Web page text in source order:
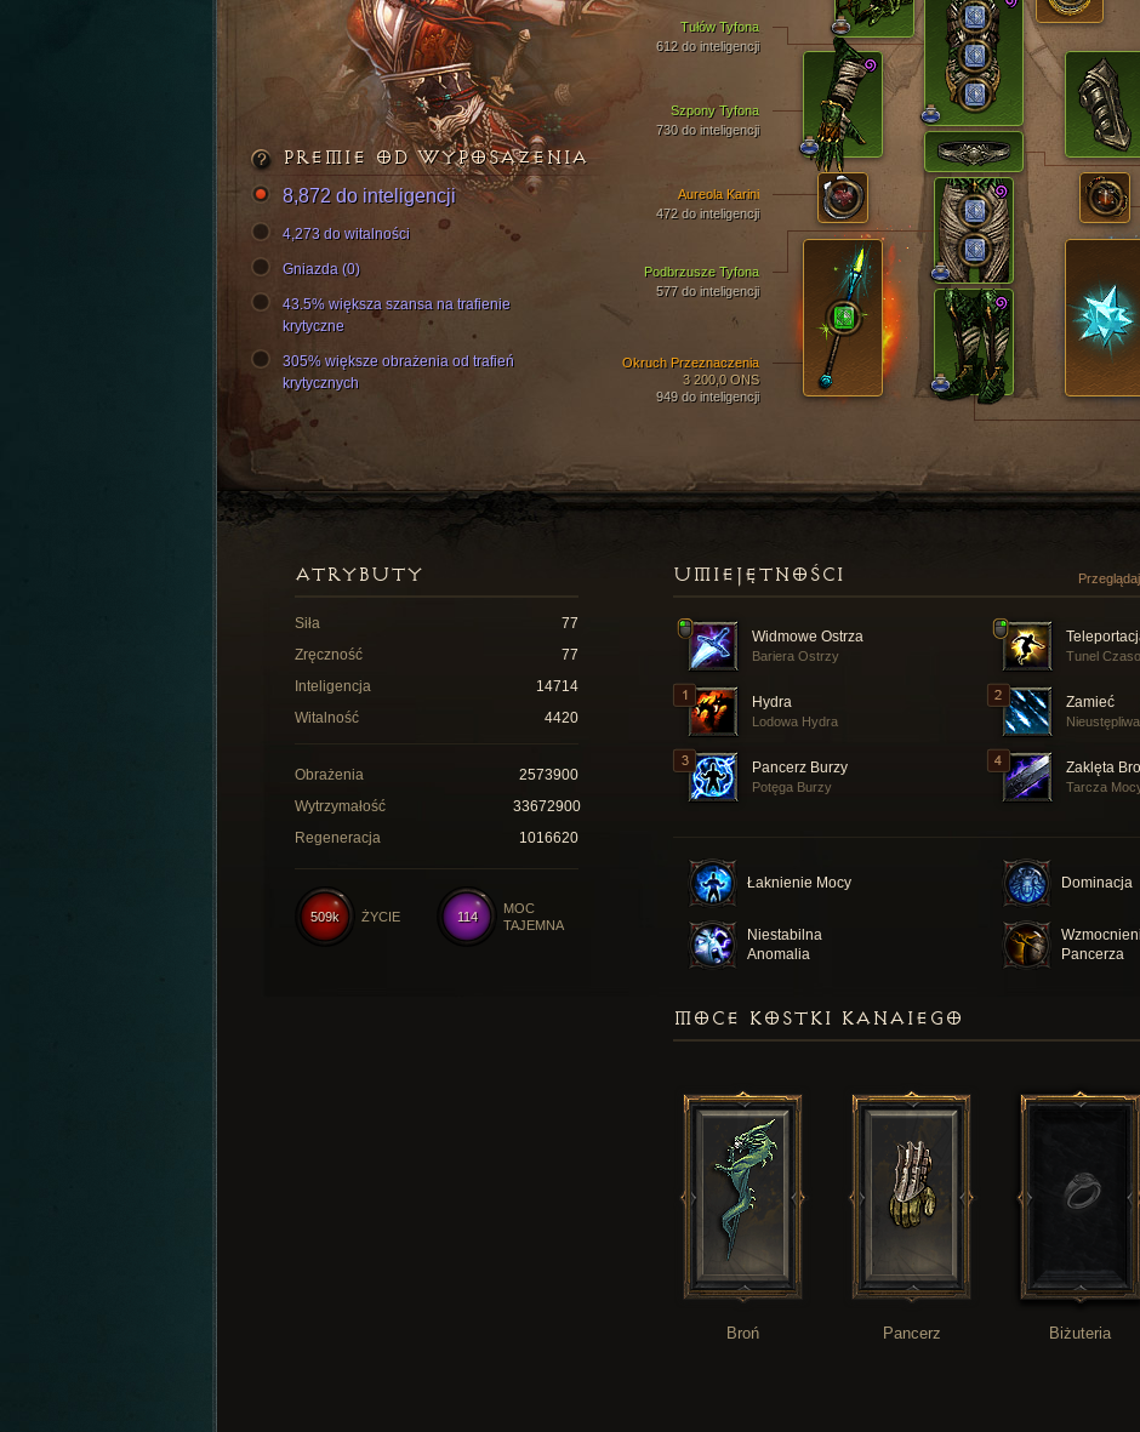
Tułów Tyfona
612 do inteligencji
Szpony Tyfona
730 do inteligencji
Podbrzusze Tyfona
577 do inteligencji
Okruch Przeznaczenia
3 200,0 ONS
949 do inteligencji
Aureola Karini
472 do inteligencji
PREMIE OD WYPOSAŻENIA
8,872 do inteligencji
4,273 do witalności
Gniazda (0)
43.5% większa szansa na trafienie
krytyczne
305% większe obrażenia od trafień
krytycznych
UMIEJĘTNOŚCI
Widmowe Ostrza
Bariera Ostrzy Tunel
Hydra
Lodowa Hydra
Zamieć
Pancerz Burzy
Potęga Burzy
Zaklęta
Tarcza
Łaknienie Mocy Dominacja
Niestabilna
Anomalia
Pancerza
ATRYBUTY
Siła
77
Zręczność
77
Inteligencja
14714
Witalność
4420
Obrażenia
2573900
Wytrzymałość
33672900
Regeneracja
1016620
114
MOC
TAJEMNA
509k ŻYCIE
MOCE KOSTKI KANAIEGO
Broń Pancerz Biżuteria